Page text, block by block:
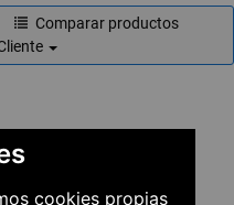
cookies propias
Comparar productos